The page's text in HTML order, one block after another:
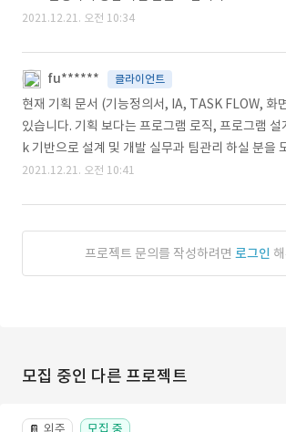
2021.12.21. 오전 10:34
fu****** 클라이언트
현재 기획 문서 (기능정의서, IA, TASK FLOW, 화
있습니다. 기획 보다는 프로그램 로직, 프로그램
k 기반으로 설계 및 개발 실무과 팀관리 하실 분을
2021.12.21. 오전 10:41
프로젝트 문의를 작성하려면 로그인
모집 중인 다른 프로젝트
📔 외주 모집 중